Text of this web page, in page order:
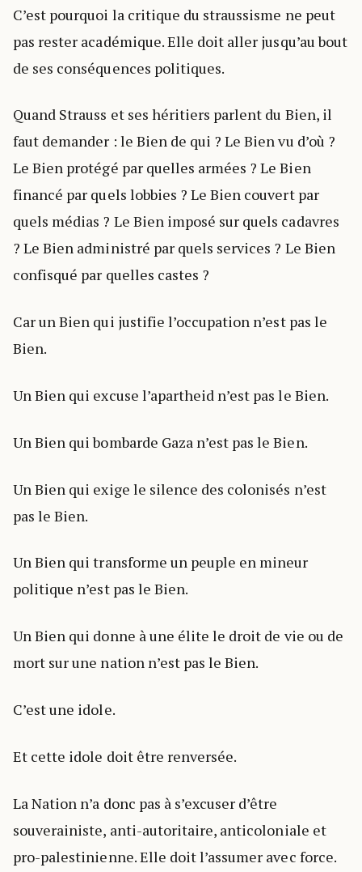
C’est pourquoi la critique du straussisme ne peut
pas rester académique. Elle doit aller jusqu’au bout
de ses conséquences politiques.
Quand Strauss et ses héritiers parlent du Bien, il
faut demander : le Bien de qui ? Le Bien vu d’où ?
Le Bien protégé par quelles armées ? Le Bien
financé par quels lobbies ? Le Bien couvert par
quels médias ? Le Bien imposé sur quels cadavres
? Le Bien administré par quels services ? Le Bien
confisqué par quelles castes ?
Car un Bien qui justifie l’occupation n’est pas le
Bien.
Un Bien qui excuse l’apartheid n’est pas le Bien.
Un Bien qui bombarde Gaza n’est pas le Bien.
Un Bien qui exige le silence des colonisés n’est
pas le Bien.
Un Bien qui transforme un peuple en mineur
politique n’est pas le Bien.
Un Bien qui donne à une élite le droit de vie ou de
mort sur une nation n’est pas le Bien.
C’est une idole.
Et cette idole doit être renversée.
La Nation n’a donc pas à s’excuser d’être
souverainiste, anti-autoritaire, anticoloniale et
pro-palestinienne. Elle doit l’assumer avec force.